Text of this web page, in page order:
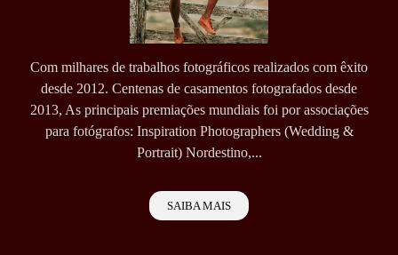
Com milhares de trabalhos fotográficos realizados com êxito
desde 2012. Centenas de casamentos fotografados desde
2013, As principais premiações mundiais foi por associações
para fotógrafos: Inspiration Photographers (Wedding &
Portrait) Nordestino,...
SAIBA MAIS